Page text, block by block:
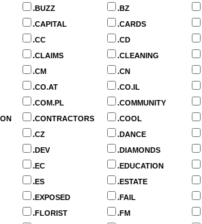
.BUZZ
.BZ
.CAPITAL
.CARDS
.CC
.CD
.CLAIMS
.CLEANING
.CM
.CN
.CO.AT
.CO.IL
.COM.PL
.COMMUNITY
.CONTRACTORS
.COOL
.CZ
.DANCE
.DEV
.DIAMONDS
.EC
.EDUCATION
.ES
.ESTATE
.EXPOSED
.FAIL
.FLORIST
.FM